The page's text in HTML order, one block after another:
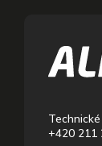
+420 211